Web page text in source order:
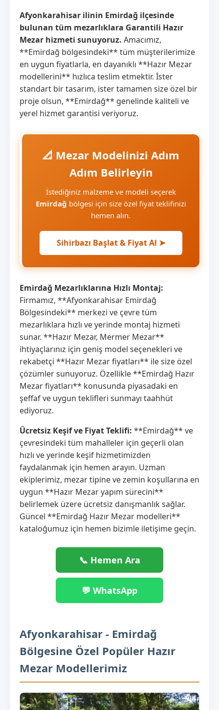
Afyonkarahisar ilinin Emirdağ ilçesinde
bulunan tüm mezarlıklara Garantili Hazır
Mezar hizmeti sunuyoruz. Amacımız,
**Emirdağ bölgesindeki** tüm müşterilerimize
en uygun fiyatlarla, en dayanıklı **Hazır Mezar
modellerini** hızlıca teslim etmektir. İster
standart bir tasarım, ister tamamen size özel bir
proje olsun, **Emirdağ** genelinde kaliteli ve
yerel hizmet garantisi veriyoruz.
📐 Mezar Modelinizi Adım
Adım Belirleyin
İstediğiniz malzeme ve modeli seçerek
Emirdağ bölgesi için size özel fiyat teklifinizi
hemen alın.
Sihirbazı Başlat & Fiyat Al ➤
Emirdağ Mezarlıklarına Hızlı Montaj:
Firmamız, **Afyonkarahisar Emirdağ
Bölgesindeki** merkezi ve çevre tüm
mezarlıklara hızlı ve yerinde montaj hizmeti
sunar. **Hazır Mezar, Mermer Mezar**
ihtiyaçlarınız için geniş model seçenekleri ve
rekabetçi **Hazır Mezar fiyatları** ile size özel
çözümler sunuyoruz. Özellikle **Emirdağ Hazır
Mezar fiyatları** konusunda piyasadaki en
şeffaf ve uygun teklifleri sunmayı taahhüt
ediyoruz.
Ücretsiz Keşif ve Fiyat Teklifi: **Emirdağ** ve
çevresindeki tüm mahalleler için geçerli olan
hızlı ve yerinde keşif hizmetimizden
faydalanmak için hemen arayın. Uzman
ekiplerimiz, mezar tipine ve zemin koşullarına en
uygun **Hazır Mezar yapım sürecini**
belirlemek üzere ücretsiz danışmanlık sağlar.
Güncel **Emirdağ Hazır Mezar modelleri**
kataloğumuz için hemen bizimle iletişime geçin.
📞 Hemen Ara
💬 WhatsApp
Afyonkarahisar - Emirdağ
Bölgesine Özel Popüler Hazır
Mezar Modellerimiz